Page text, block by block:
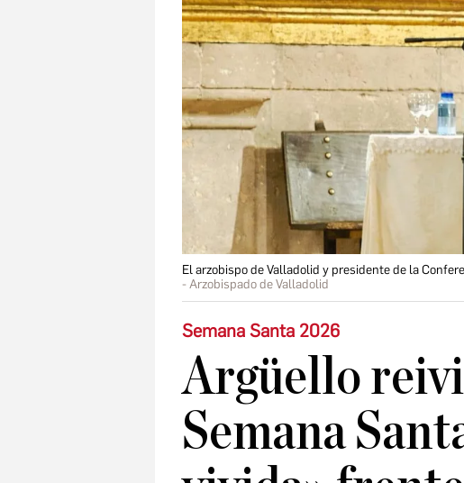
El arzobispo de Valladolid y presidente de la
Arzobispado de Valladolid
Semana Santa 2026
Argüello
Semana